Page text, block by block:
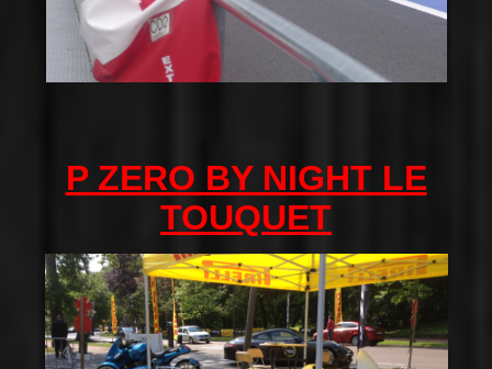
P ZERO BY NIGHT LE
TOUQUET